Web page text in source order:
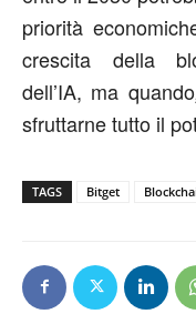
priorità
crescita della
dell’IA, ma quando
sfruttarne tutto il
TAGS Bitget